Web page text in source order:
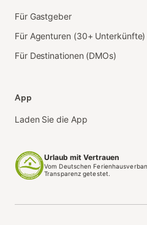
Für Gastgeber
Für Agenturen (30+ Unterkünfte)
Für Destinationen (DMOs)
App
Laden Sie die App
Urlaub mit Vertrauen
Vom Deutschen
Transparenz getestet.